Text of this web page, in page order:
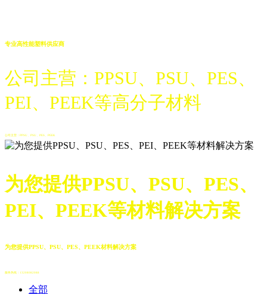
专业高性能塑料供应商
公司主营：PPSU、PSU、PES、
PEI、PEEK等高分子材料
公司主营：PPSU、PSU、PES、PEEK
为您提供PPSU、PSU、PES、
PEI、PEEK等材料解决方案
为您提供PPSU、PSU、PES、PEEK材料解决方案
服务热线：13208082088
全部